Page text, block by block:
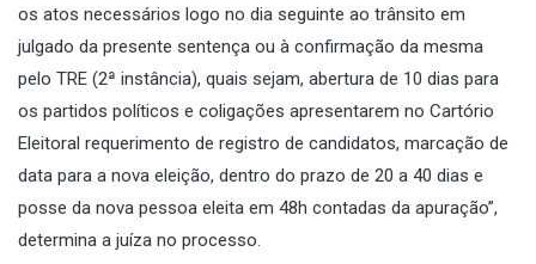
os atos necessários logo no dia seguinte ao trânsito em
julgado da presente sentença ou à confirmação da mesma
pelo TRE (2ª instância), quais sejam, abertura de 10 dias para
os partidos políticos e coligações apresentarem no Cartório
Eleitoral requerimento de registro de candidatos, marcação de
data para a nova eleição, dentro do prazo de 20 a 40 dias e
posse da nova pessoa eleita em 48h contadas da apuração”,
determina a juíza no processo.